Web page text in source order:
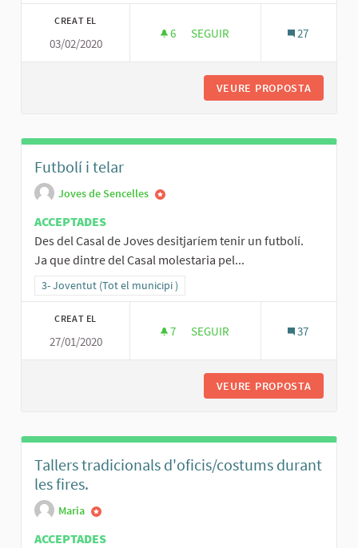
CREAT EL
03/02/2020
6 6 SEGUIDORES
SEGUIR 27
VEURE PROPOSTA
Futbolí i telar
Joves de Sencelles
ACCEPTADES
Des del Casal de Joves desitjaríem tenir un futbolí.
Ja que dintre del Casal molestaria pel...
Resultats al filtrar per la categoria: 3- Joventut (Tot el municipi )
3- Joventut (Tot el municipi )
CREAT EL
27/01/2020
7 7 SEGUIDORES
SEGUIR 37
VEURE PROPOSTA
Tallers tradicionals d'oficis/costums durant
les fires.
Maria
ACCEPTADES